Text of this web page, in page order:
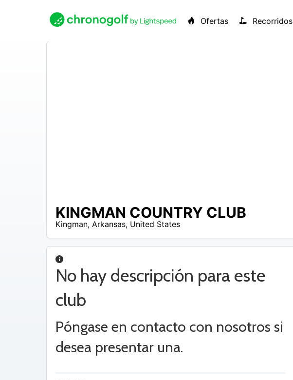
Ofertas Recorridos
KINGMAN COUNTRY CLUB
Kingman, Arkansas, United States
No hay descripción para este
club
Póngase en contacto con nosotros si
desea presentar una.